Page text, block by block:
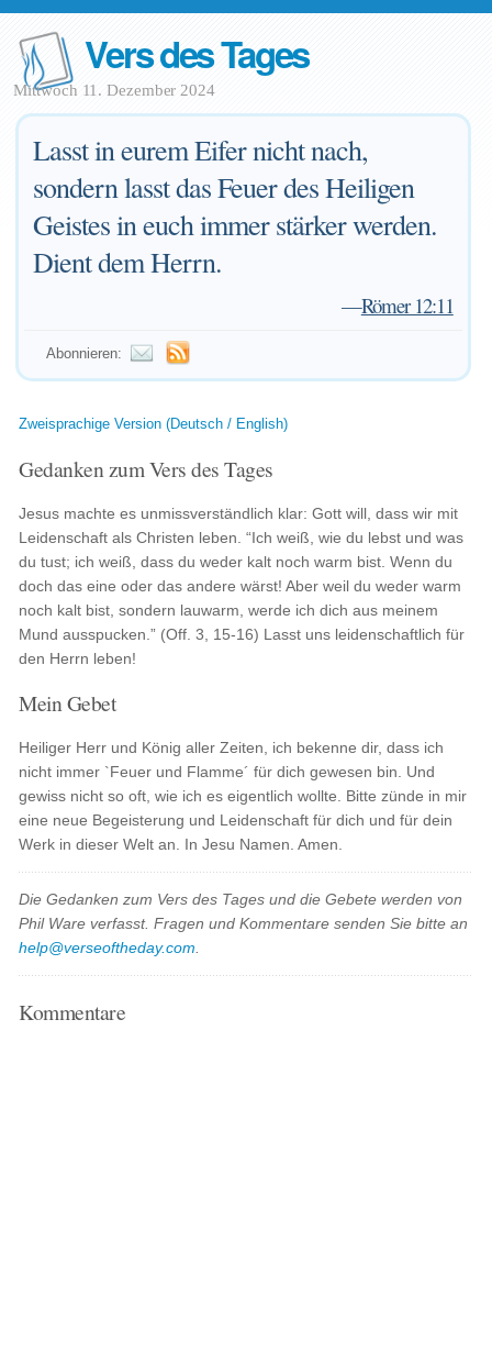
Vers des Tages
Mittwoch 11. Dezember 2024
Lasst in eurem Eifer nicht nach,
sondern lasst das Feuer des Heiligen
Geistes in euch immer stärker werden.
Dient dem Herrn.
—Römer 12:11
Abonnieren:
Zweisprachige Version (Deutsch / English)
Gedanken zum Vers des Tages
Jesus machte es unmissverständlich klar: Gott will, dass wir mit
Leidenschaft als Christen leben. “Ich weiß, wie du lebst und was
du tust; ich weiß, dass du weder kalt noch warm bist. Wenn du
doch das eine oder das andere wärst! Aber weil du weder warm
noch kalt bist, sondern lauwarm, werde ich dich aus meinem
Mund ausspucken.” (Off. 3, 15-16) Lasst uns leidenschaftlich für
den Herrn leben!
Mein Gebet
Heiliger Herr und König aller Zeiten, ich bekenne dir, dass ich
nicht immer `Feuer und Flamme´ für dich gewesen bin. Und
gewiss nicht so oft, wie ich es eigentlich wollte. Bitte zünde in mir
eine neue Begeisterung und Leidenschaft für dich und für dein
Werk in dieser Welt an. In Jesu Namen. Amen.
Die Gedanken zum Vers des Tages und die Gebete werden von
Phil Ware verfasst. Fragen und Kommentare senden Sie bitte an
help@verseoftheday.com
Kommentare